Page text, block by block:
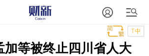
T中
加等被终止四川省人大